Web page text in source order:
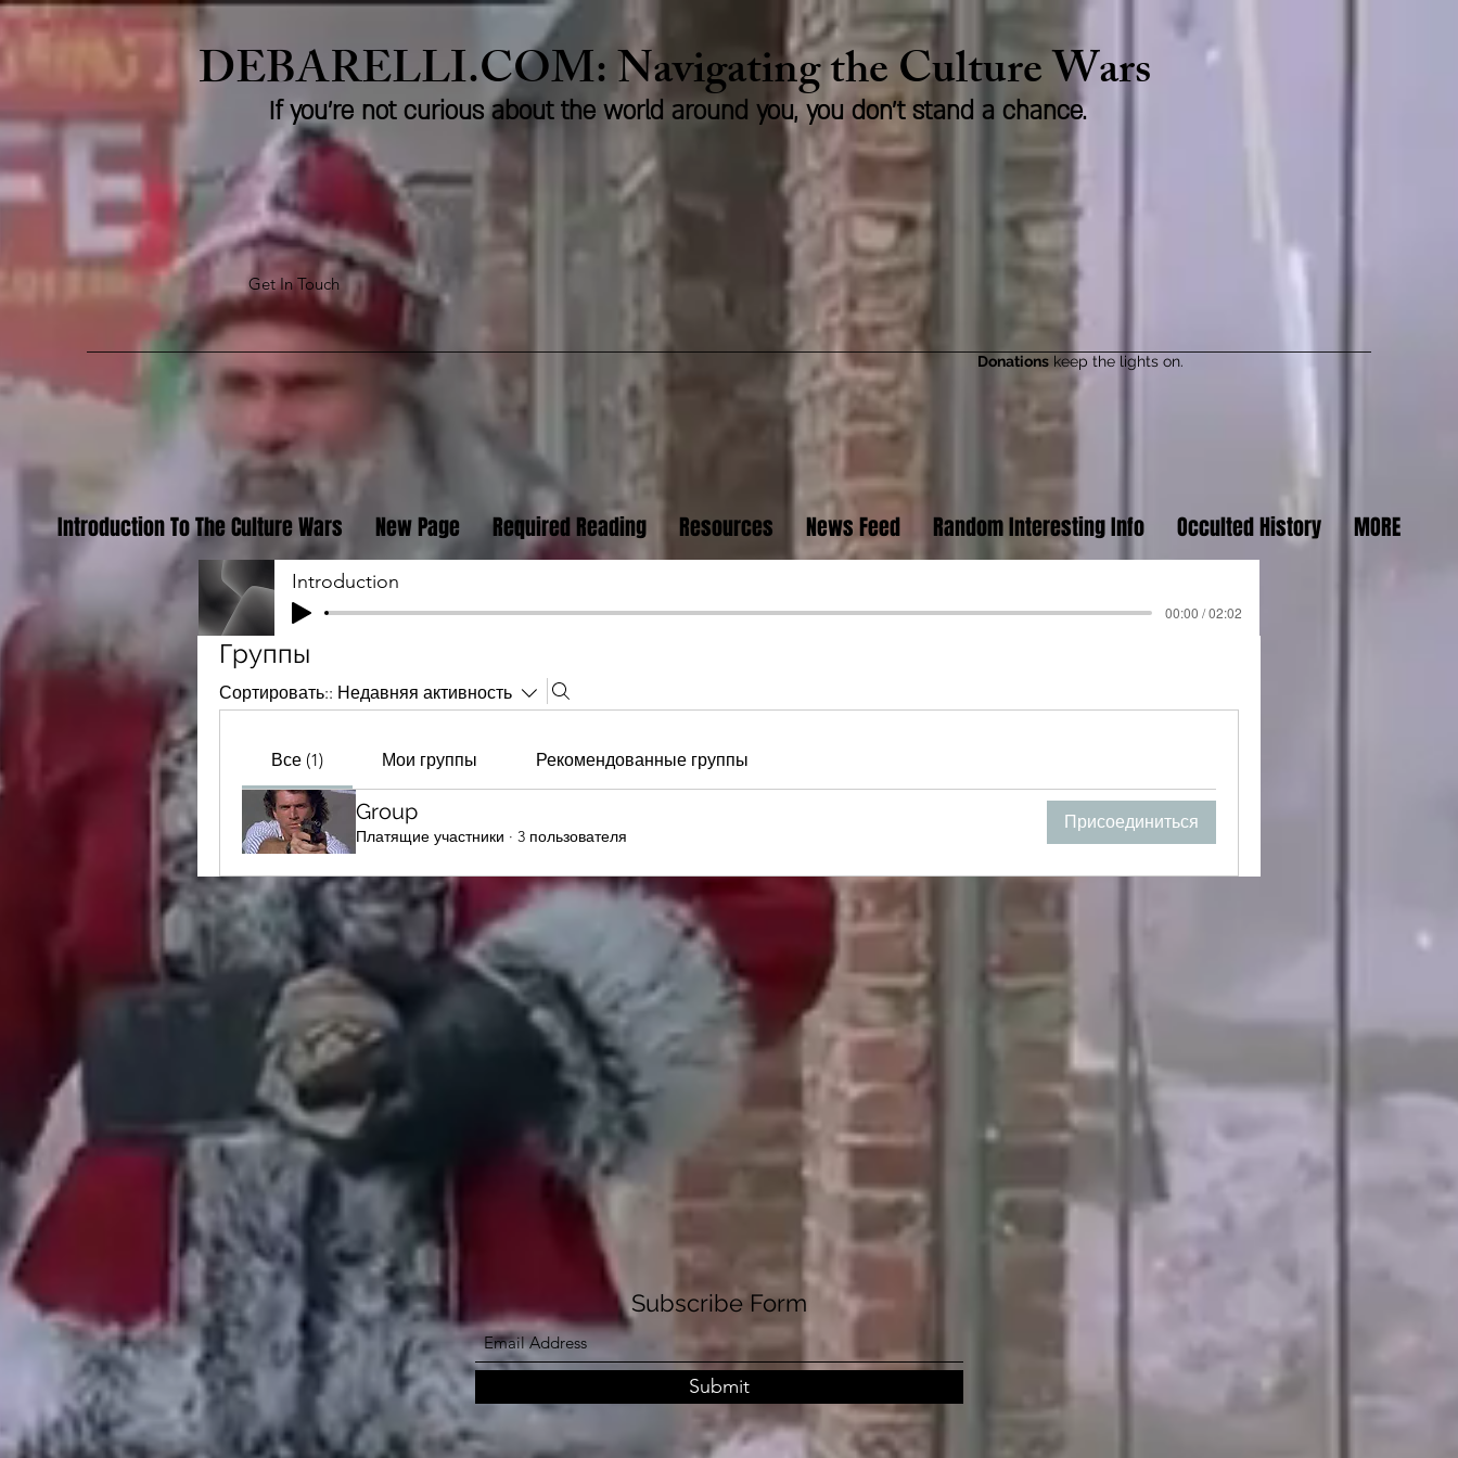
If you're not curious about the world around you, you don't stand a chance.
DEBARELLI.COM:Navigating the Culture Wars
Get In Touch
Donations keep the lights on.
Introduction To The Culture Wars New Page Required Reading Resources News Feed Random Interesting Info Occulted History MORE
Introduction
00:00 / 02:02
Группы
Сортировать:: Недавняя активность
Все (1) Мои группы Рекомендованные группы
Group
Платящие участники · 3 пользователя
Присоединиться
Subscribe Form
Submit